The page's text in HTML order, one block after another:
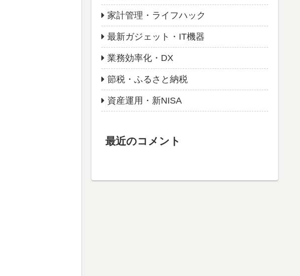
家計管理・ライフハック
最新ガジェット・IT機器
業務効率化・DX
節税・ふるさと納税
資産運用・新NISA
最近のコメント